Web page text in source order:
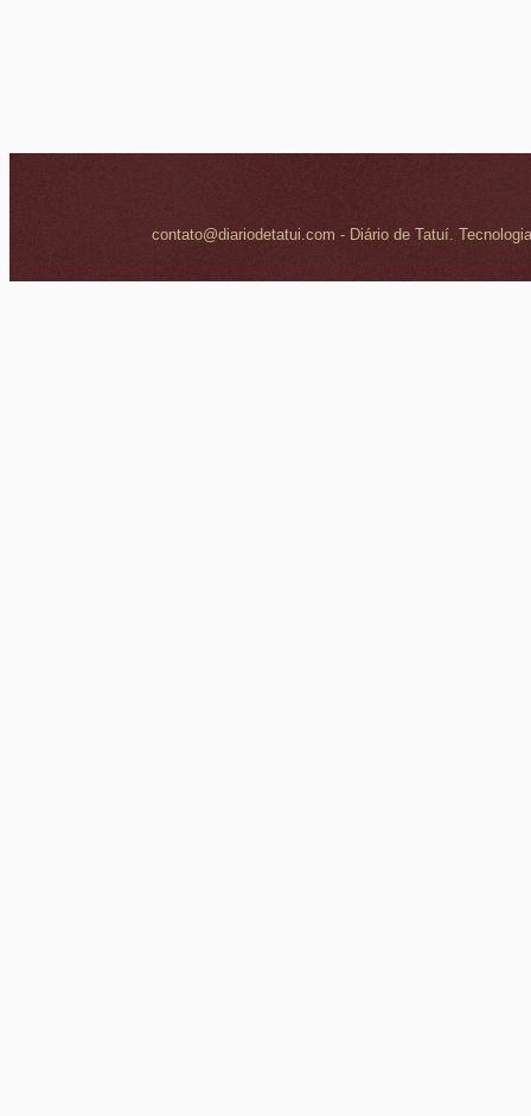
contato@diariodetatui.com - Diário de Tatuí.